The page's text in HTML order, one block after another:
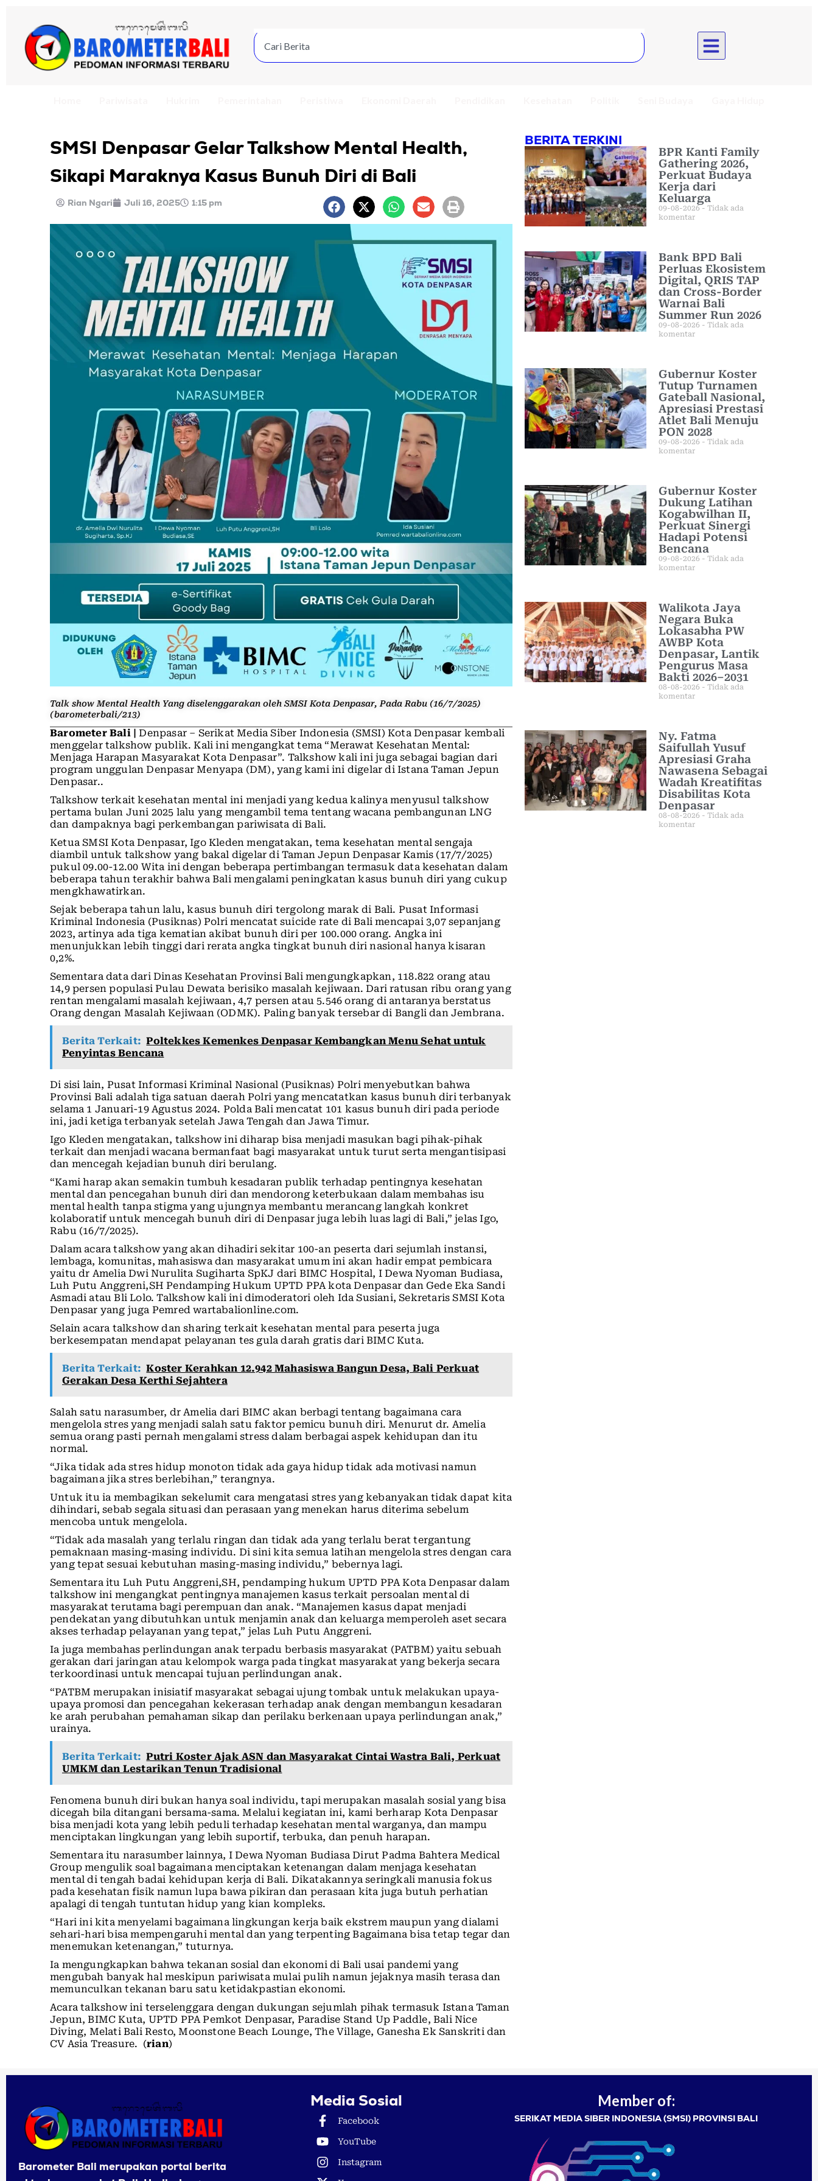
SMSI Denpasar Gelar Talkshow Mental Health,
Sikapi Maraknya Kasus Bunuh Diri di Bali
Rian Ngari Juli 16, 2025 1:15 pm
Talk show Mental Health Yang diselenggarakan oleh SMSI Kota Denpasar, Pada Rabu (16/7/2025)
(barometerbali/213)
Barometer Bali |
Denpasar – Serikat Media Siber Indonesia (SMSI) Kota Denpasar kembali
menggelar talkshow publik. Kali ini mengangkat tema “Merawat Kesehatan Mental:
Menjaga Harapan Masyarakat Kota Denpasar”. Talkshow kali ini juga sebagai bagian dari
program unggulan Denpasar Menyapa (DM), yang kami ini digelar di Istana Taman Jepun
Denpasar..
Talkshow terkait kesehatan mental ini menjadi yang kedua kalinya menyusul talkshow
pertama bulan Juni 2025 lalu yang mengambil tema tentang wacana pembangunan LNG
dan dampaknya bagi perkembangan pariwisata di Bali.
Ketua SMSI Kota Denpasar, Igo Kleden mengatakan, tema kesehatan mental sengaja
diambil untuk talkshow yang bakal digelar di Taman Jepun Denpasar Kamis (17/7/2025)
pukul 09.00-12.00 Wita ini dengan beberapa pertimbangan termasuk data kesehatan dalam
beberapa tahun terakhir bahwa Bali mengalami peningkatan kasus bunuh diri yang cukup
mengkhawatirkan.
Sejak beberapa tahun lalu, kasus bunuh diri tergolong marak di Bali. Pusat Informasi
Kriminal Indonesia (Pusiknas) Polri mencatat suicide rate di Bali mencapai 3,07 sepanjang
2023, artinya ada tiga kematian akibat bunuh diri per 100.000 orang. Angka ini
menunjukkan lebih tinggi dari rerata angka tingkat bunuh diri nasional hanya kisaran
0,2%.
Sementara data dari Dinas Kesehatan Provinsi Bali mengungkapkan, 118.822 orang atau
14,9 persen populasi Pulau Dewata berisiko masalah kejiwaan. Dari ratusan ribu orang yang
rentan mengalami masalah kejiwaan, 4,7 persen atau 5.546 orang di antaranya berstatus
Orang dengan Masalah Kejiwaan (ODMK). Paling banyak tersebar di Bangli dan Jembrana.
Berita Terkait: Poltekkes Kemenkes Denpasar Kembangkan Menu Sehat untuk
Penyintas Bencana
Di sisi lain, Pusat Informasi Kriminal Nasional (Pusiknas) Polri menyebutkan bahwa
Provinsi Bali adalah tiga satuan daerah Polri yang mencatatkan kasus bunuh diri terbanyak
selama 1 Januari-19 Agustus 2024. Polda Bali mencatat 101 kasus bunuh diri pada periode
ini, jadi ketiga terbanyak setelah Jawa Tengah dan Jawa Timur.
Igo Kleden mengatakan, talkshow ini diharap bisa menjadi masukan bagi pihak-pihak
terkait dan menjadi wacana bermanfaat bagi masyarakat untuk turut serta mengantisipasi
dan mencegah kejadian bunuh diri berulang.
“Kami harap akan semakin tumbuh kesadaran publik terhadap pentingnya kesehatan
mental dan pencegahan bunuh diri dan mendorong keterbukaan dalam membahas isu
mental health tanpa stigma yang ujungnya membantu merancang langkah konkret
kolaboratif untuk mencegah bunuh diri di Denpasar juga lebih luas lagi di Bali,” jelas Igo,
Rabu (16/7/2025).
Dalam acara talkshow yang akan dihadiri sekitar 100-an peserta dari sejumlah instansi,
lembaga, komunitas, mahasiswa dan masyarakat umum ini akan hadir empat pembicara
yaitu dr Amelia Dwi Nurulita Sugiharta SpKJ dari BIMC Hospital, I Dewa Nyoman Budiasa,
Luh Putu Anggreni,SH Pendamping Hukum UPTD PPA kota Denpasar dan Gede Eka Sandi
Asmadi atau Bli Lolo. Talkshow kali ini dimoderatori oleh Ida Susiani, Sekretaris SMSI Kota
Denpasar yang juga Pemred wartabalionline.com.
Selain acara talkshow dan sharing terkait kesehatan mental para peserta juga
berkesempatan mendapat pelayanan tes gula darah gratis dari BIMC Kuta.
Berita Terkait: Koster Kerahkan 12.942 Mahasiswa Bangun Desa, Bali Perkuat
Gerakan Desa Kerthi Sejahtera
Salah satu narasumber, dr Amelia dari BIMC akan berbagi tentang bagaimana cara
mengelola stres yang menjadi salah satu faktor pemicu bunuh diri. Menurut dr. Amelia
semua orang pasti pernah mengalami stress dalam berbagai aspek kehidupan dan itu
normal.
“Jika tidak ada stres hidup monoton tidak ada gaya hidup tidak ada motivasi namun
bagaimana jika stres berlebihan,” terangnya.
Untuk itu ia membagikan sekelumit cara mengatasi stres yang kebanyakan tidak dapat kita
dihindari, sebab segala situasi dan perasaan yang menekan harus diterima sebelum
mencoba untuk mengelola.
“Tidak ada masalah yang terlalu ringan dan tidak ada yang terlalu berat tergantung
pemaknaan masing-masing individu. Di sini kita semua latihan mengelola stres dengan cara
yang tepat sesuai kebutuhan masing-masing individu,” bebernya lagi.
Sementara itu Luh Putu Anggreni,SH, pendamping hukum UPTD PPA Kota Denpasar dalam
talkshow ini mengangkat pentingnya manajemen kasus terkait persoalan mental di
masyarakat terutama bagi perempuan dan anak. “Manajemen kasus dapat menjadi
pendekatan yang dibutuhkan untuk menjamin anak dan keluarga memperoleh aset secara
akses terhadap pelayanan yang tepat,” jelas Luh Putu Anggreni.
Ia juga membahas perlindungan anak terpadu berbasis masyarakat (PATBM) yaitu sebuah
gerakan dari jaringan atau kelompok warga pada tingkat masyarakat yang bekerja secara
terkoordinasi untuk mencapai tujuan perlindungan anak.
“PATBM merupakan inisiatif masyarakat sebagai ujung tombak untuk melakukan upaya-
upaya promosi dan pencegahan kekerasan terhadap anak dengan membangun kesadaran
ke arah perubahan pemahaman sikap dan perilaku berkenaan upaya perlindungan anak,”
urainya.
Berita Terkait: Putri Koster Ajak ASN dan Masyarakat Cintai Wastra Bali, Perkuat
UMKM dan Lestarikan Tenun Tradisional
Fenomena bunuh diri bukan hanya soal individu, tapi merupakan masalah sosial yang bisa
dicegah bila ditangani bersama-sama. Melalui kegiatan ini, kami berharap Kota Denpasar
bisa menjadi kota yang lebih peduli terhadap kesehatan mental warganya, dan mampu
menciptakan lingkungan yang lebih suportif, terbuka, dan penuh harapan.
Sementara itu narasumber lainnya, I Dewa Nyoman Budiasa Dirut Padma Bahtera Medical
Group mengulik soal bagaimana menciptakan ketenangan dalam menjaga kesehatan
mental di tengah badai kehidupan kerja di Bali. Dikatakannya seringkali manusia fokus
pada kesehatan fisik namun lupa bawa pikiran dan perasaan kita juga butuh perhatian
apalagi di tengah tuntutan hidup yang kian kompleks.
“Hari ini kita menyelami bagaimana lingkungan kerja baik ekstrem maupun yang dialami
sehari-hari bisa mempengaruhi mental dan yang terpenting Bagaimana bisa tetap tegar dan
menemukan ketenangan,” tuturnya.
Ia mengungkapkan bahwa tekanan sosial dan ekonomi di Bali usai pandemi yang
mengubah banyak hal meskipun pariwisata mulai pulih namun jejaknya masih terasa dan
memunculkan tekanan baru satu ketidakpastian ekonomi.
Acara talkshow ini terselenggara dengan dukungan sejumlah pihak termasuk Istana Taman
Jepun, BIMC Kuta, UPTD PPA Pemkot Denpasar, Paradise Stand Up Paddle, Bali Nice
Diving, Melati Bali Resto, Moonstone Beach Lounge, The Village, Ganesha Ek Sanskriti dan
CV Asia Treasure. (rian)
BERITA TERKINI
BPR Kanti Family
Gathering 2026,
Perkuat Budaya
Kerja dari
Keluarga
09-08-2026
Tidak ada
komentar
Bank BPD Bali
Perluas Ekosistem
Digital, QRIS TAP
dan Cross-Border
Warnai Bali
Summer Run 2026
09-08-2026
Tidak ada
komentar
Gubernur Koster
Tutup Turnamen
Gateball Nasional,
Apresiasi Prestasi
Atlet Bali Menuju
PON 2028
09-08-2026
Tidak ada
komentar
Gubernur Koster
Dukung Latihan
Kogabwilhan II,
Perkuat Sinergi
Hadapi Potensi
Bencana
09-08-2026
Tidak ada
komentar
Walikota Jaya
Negara Buka
Lokasabha PW
AWBP Kota
Denpasar, Lantik
Pengurus Masa
Bakti 2026–2031
08-08-2026
Tidak ada
komentar
Ny. Fatma
Saifullah Yusuf
Apresiasi Graha
Nawasena Sebagai
Wadah Kreatifitas
Disabilitas Kota
Denpasar
08-08-2026
Tidak ada
komentar
Barometer Bali merupakan portal berita
Media Sosial
Facebook
YouTube
Instagram
Member of:
SERIKAT MEDIA SIBER INDONESIA (SMSI) PROVINSI BALI